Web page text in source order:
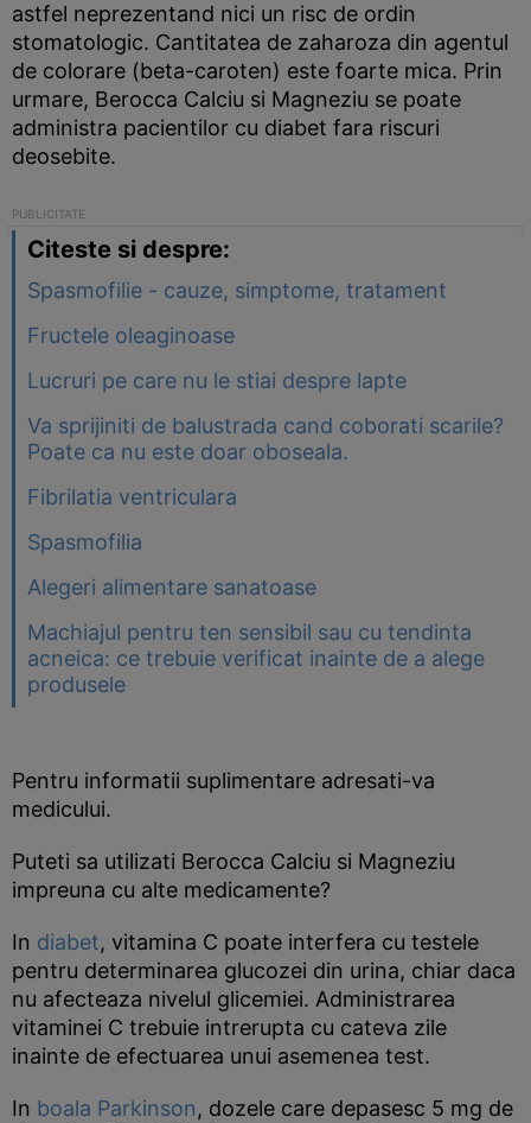
astfel neprezentand nici un risc de ordin
stomatologic. Cantitatea de zaharoza din agentul
de colorare (beta-caroten) este foarte mica. Prin
urmare, Berocca Calciu si Magneziu se poate
administra pacientilor cu diabet fara riscuri
deosebite.
Citeste si despre:
Spasmofilie - cauze, simptome, tratament
Fructele oleaginoase
Lucruri pe care nu le stiai despre lapte
Va sprijiniti de balustrada cand coborati scarile?
Poate ca nu este doar oboseala.
Fibrilatia ventriculara
Spasmofilia
Alegeri alimentare sanatoase
Machiajul pentru ten sensibil sau cu tendinta
acneica: ce trebuie verificat inainte de a alege
produsele
Pentru informatii suplimentare adresati-va
medicului.
Puteti sa utilizati Berocca Calciu si Magneziu
impreuna cu alte medicamente?
In diabet, vitamina C poate interfera cu testele
pentru determinarea glucozei din urina, chiar daca
nu afecteaza nivelul glicemiei. Administrarea
vitaminei C trebuie intrerupta cu cateva zile
inainte de efectuarea unui asemenea test.
In boala Parkinson, dozele care depasesc 5 mg de